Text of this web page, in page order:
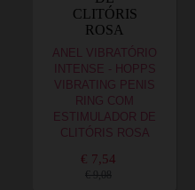
ANEL VIBRATÓRIO
INTENSE - HOPPS
VIBRATING PENIS
RING COM
ESTIMULADOR DE
CLITÓRIS ROSA
€ 7,54
€ 9,08